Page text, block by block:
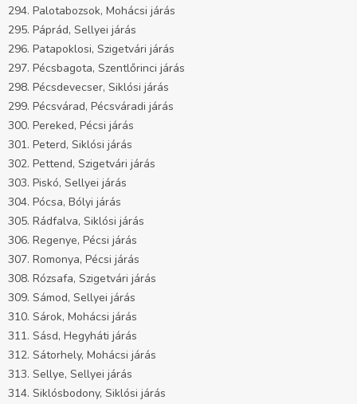
294. Palotabozsok, Mohácsi járás
295. Páprád, Sellyei járás
296. Patapoklosi, Szigetvári járás
297. Pécsbagota, Szentlőrinci járás
298. Pécsdevecser, Siklósi járás
299. Pécsvárad, Pécsváradi járás
300. Pereked, Pécsi járás
301. Peterd, Siklósi járás
302. Pettend, Szigetvári járás
303. Piskó, Sellyei járás
304. Pócsa, Bólyi járás
305. Rádfalva, Siklósi járás
306. Regenye, Pécsi járás
307. Romonya, Pécsi járás
308. Rózsafa, Szigetvári járás
309. Sámod, Sellyei járás
310. Sárok, Mohácsi járás
311. Sásd, Hegyháti járás
312. Sátorhely, Mohácsi járás
313. Sellye, Sellyei járás
314. Siklósbodony, Siklósi járás